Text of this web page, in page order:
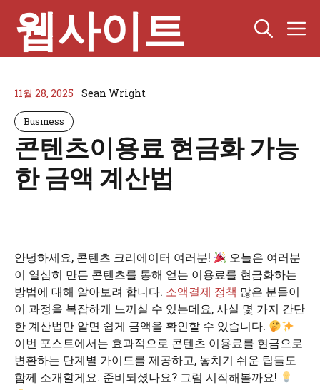
content
웹사이트
11월 28, 2025 Sean Wright
Business
콘텐츠이용료 현금화 가능
한 금액 계산법
안녕하세요, 콘텐츠 크리에이터 여러분!
오늘은 여러분
이 열심히 만든 콘텐츠를 통해 얻는 이용료를 현금화하는
방법에 대해 알아보려 합니다. 소액결제 정책 많은 분들이
이 과정을 복잡하게 느끼실 수 있는데요, 사실 몇 가지 간단
한 계산법만 알면 쉽게 금액을 확인할 수 있습니다.
이번 포스트에서는 효과적으로 콘텐츠 이용료를 현금으로
변환하는 단계별 가이드를 제공하고, 놓치기 쉬운 팁들도
함께 소개할게요. 준비되셨나요? 그럼 시작해볼까요!